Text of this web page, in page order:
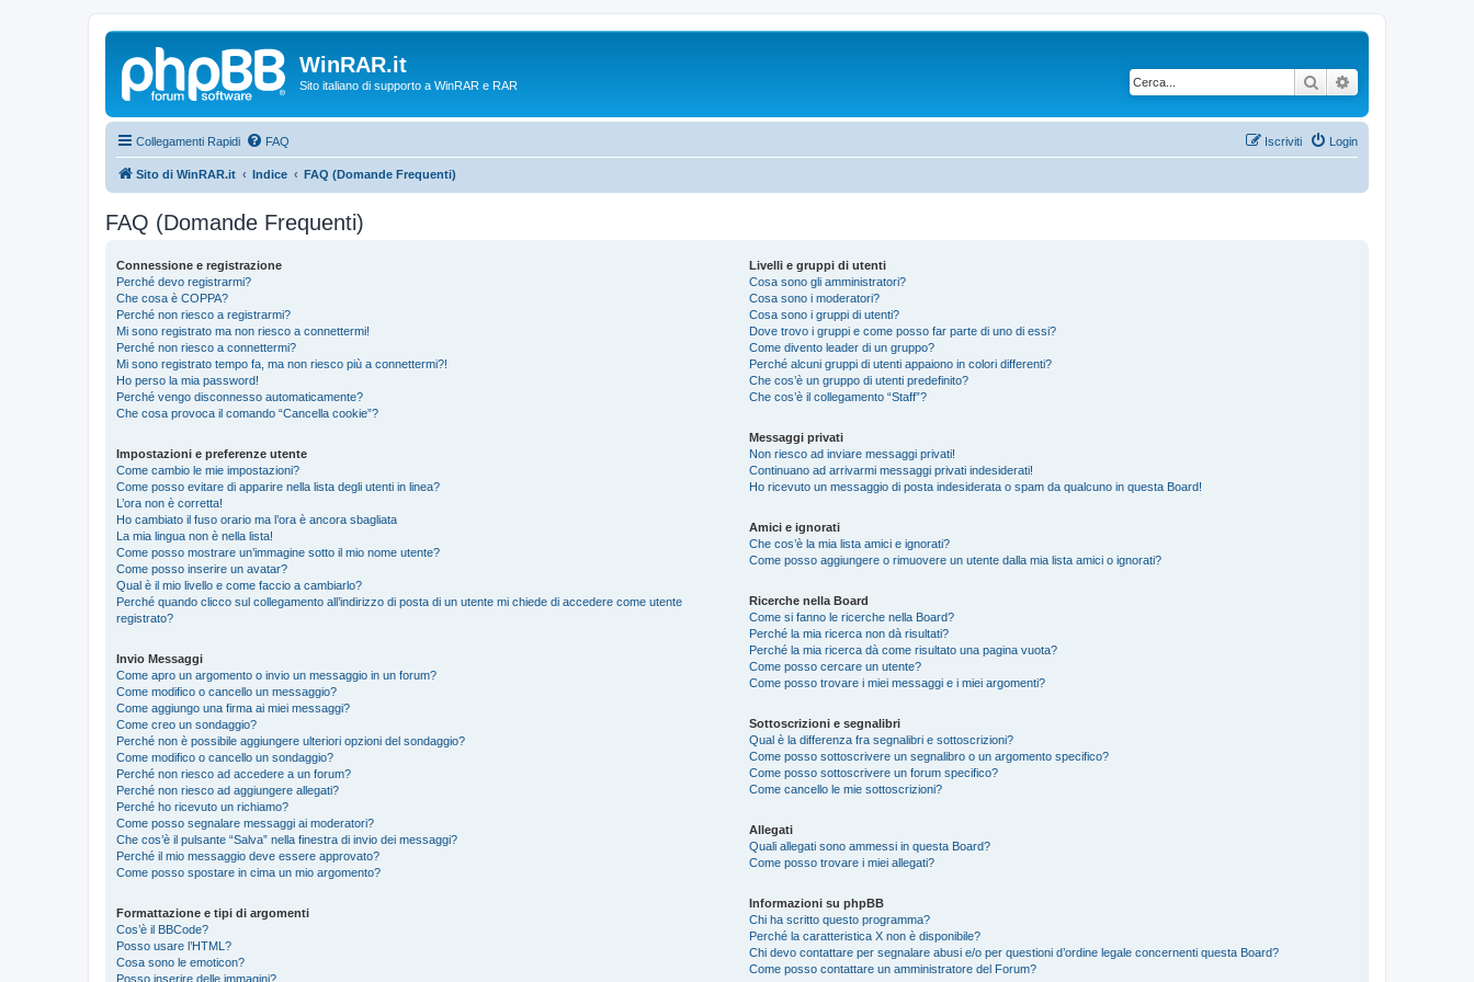
WinRAR.it
Sito italiano di supporto a WinRAR e RAR Cerca
Collegamenti Rapidi FAQ Login
Iscriviti
Sito di WinRAR.it Indice FAQ (Domande Frequenti)
FAQ (Domande Frequenti)
Connessione e registrazione
Perché devo registrarmi?
Che cosa è COPPA?
Perché non riesco a registrarmi?
Mi sono registrato ma non riesco a connettermi!
Perché non riesco a connettermi?
Mi sono registrato tempo fa, ma non riesco più a connettermi?!
Ho perso la mia password!
Perché vengo disconnesso automaticamente?
Che cosa provoca il comando “Cancella cookie”?
Impostazioni e preferenze utente
Come cambio le mie impostazioni?
Come posso evitare di apparire nella lista degli utenti in linea?
L’ora non è corretta!
Ho cambiato il fuso orario ma l’ora è ancora sbagliata
La mia lingua non è nella lista!
Come posso mostrare un’immagine sotto il mio nome utente?
Come posso inserire un avatar?
Qual è il mio livello e come faccio a cambiarlo?
Perché quando clicco sul collegamento all’indirizzo di posta di un utente mi chiede di accedere come utente
registrato?
Invio Messaggi
Come apro un argomento o invio un messaggio in un forum?
Come modifico o cancello un messaggio?
Come aggiungo una firma ai miei messaggi?
Come creo un sondaggio?
Perché non è possibile aggiungere ulteriori opzioni del sondaggio?
Come modifico o cancello un sondaggio?
Perché non riesco ad accedere a un forum?
Perché non riesco ad aggiungere allegati?
Perché ho ricevuto un richiamo?
Come posso segnalare messaggi ai moderatori?
Che cos’è il pulsante “Salva” nella finestra di invio dei messaggi?
Perché il mio messaggio deve essere approvato?
Come posso spostare in cima un mio argomento?
Formattazione e tipi di argomenti
Cos’è il BBCode?
Posso usare l’HTML?
Cosa sono le emoticon?
Posso inserire delle immagini?
Livelli e gruppi di utenti
Cosa sono gli amministratori?
Cosa sono i moderatori?
Cosa sono i gruppi di utenti?
Dove trovo i gruppi e come posso far parte di uno di essi?
Come divento leader di un gruppo?
Perché alcuni gruppi di utenti appaiono in colori differenti?
Che cos’è un gruppo di utenti predefinito?
Che cos’è il collegamento “Staff”?
Messaggi privati
Non riesco ad inviare messaggi privati!
Continuano ad arrivarmi messaggi privati indesiderati!
Ho ricevuto un messaggio di posta indesiderata o spam da qualcuno in questa Board!
Amici e ignorati
Che cos’è la mia lista amici e ignorati?
Come posso aggiungere o rimuovere un utente dalla mia lista amici o ignorati?
Ricerche nella Board
Come si fanno le ricerche nella Board?
Perché la mia ricerca non dà risultati?
Perché la mia ricerca dà come risultato una pagina vuota?
Come posso cercare un utente?
Come posso trovare i miei messaggi e i miei argomenti?
Sottoscrizioni e segnalibri
Qual è la differenza fra segnalibri e sottoscrizioni?
Come posso sottoscrivere un segnalibro o un argomento specifico?
Come posso sottoscrivere un forum specifico?
Come cancello le mie sottoscrizioni?
Allegati
Quali allegati sono ammessi in questa Board?
Come posso trovare i miei allegati?
Informazioni su phpBB
Chi ha scritto questo programma?
Perché la caratteristica X non è disponibile?
Chi devo contattare per segnalare abusi e/o per questioni d’ordine legale concernenti questa Board?
Come posso contattare un amministratore del Forum?